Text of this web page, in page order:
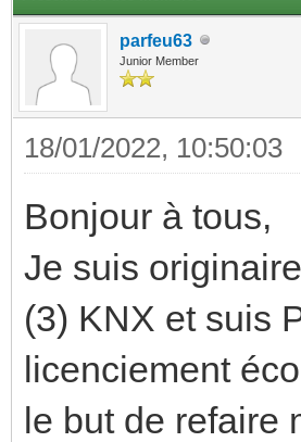
parfeu63
Junior Member
18/01/2022, 10:50:03
Bonjour à tous,
Je suis
(3) KNX et suis
licenciement
le but de refaire